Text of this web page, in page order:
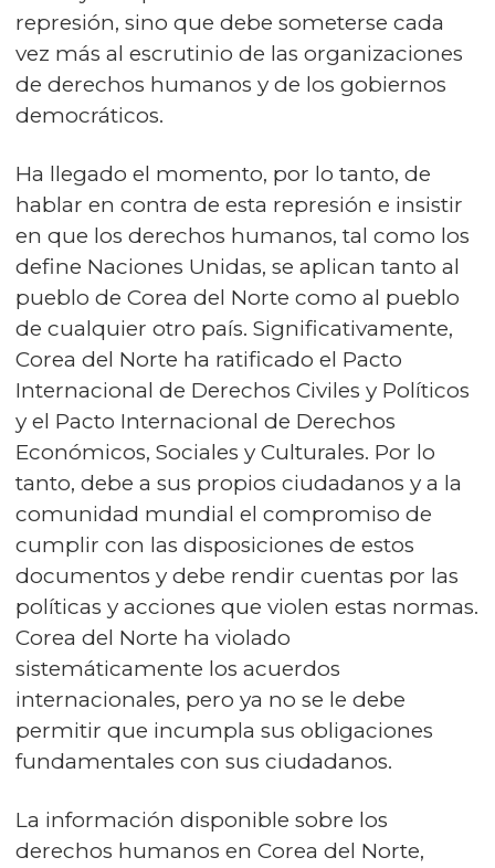
represión, sino que debe someterse cada
vez más al escrutinio de las organizaciones
de derechos humanos y de los gobiernos
democráticos.
Ha llegado el momento, por lo tanto, de
hablar en contra de esta represión e insistir
en que los derechos humanos, tal como los
define Naciones Unidas, se aplican tanto al
pueblo de Corea del Norte como al pueblo
de cualquier otro país. Significativamente,
Corea del Norte ha ratificado el Pacto
Internacional de Derechos Civiles y Políticos
y el Pacto Internacional de Derechos
Económicos, Sociales y Culturales. Por lo
tanto, debe a sus propios ciudadanos y a la
comunidad mundial el compromiso de
cumplir con las disposiciones de estos
documentos y debe rendir cuentas por las
políticas y acciones que violen estas normas.
Corea del Norte ha violado
sistemáticamente los acuerdos
internacionales, pero ya no se le debe
permitir que incumpla sus obligaciones
fundamentales con sus ciudadanos.
La información disponible sobre los
derechos humanos en Corea del Norte,